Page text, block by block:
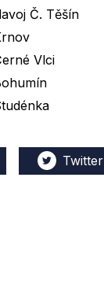
Č. Těšín
Vlci
Twitter